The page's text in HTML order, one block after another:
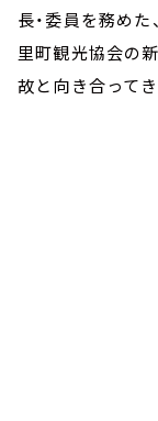
長・委員を務め
里町観光協会の
故と向き合って